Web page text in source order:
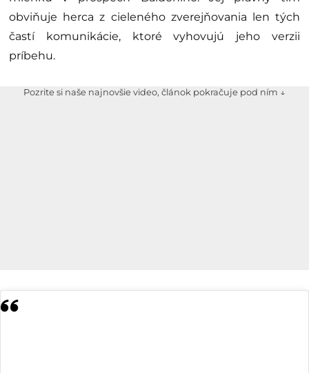
obviňuje herca z cieleného zverejňovania len tých
častí komunikácie, ktoré vyhovujú jeho verzii
príbehu.
Pozrite si naše najnovšie video, článok pokračuje pod ním ↓